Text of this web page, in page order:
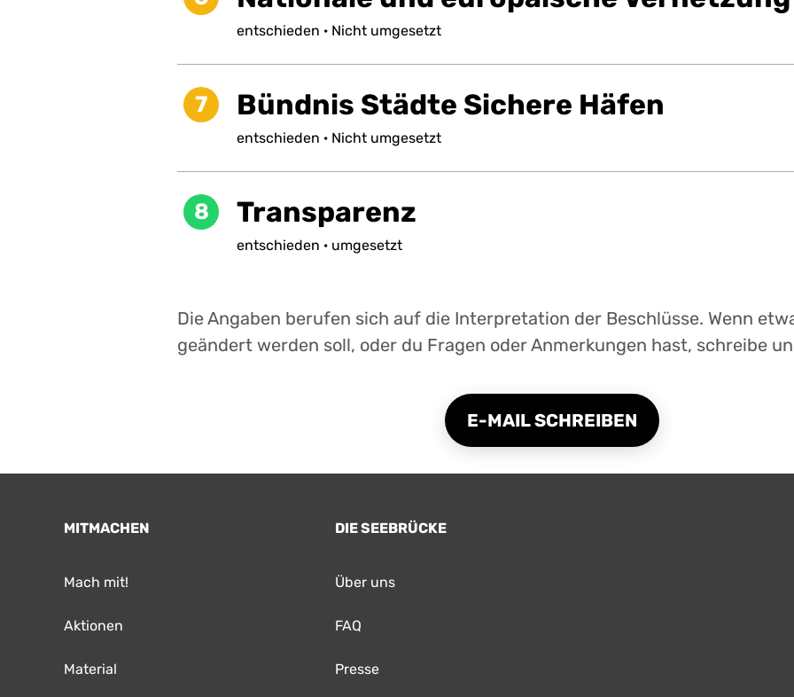
entschieden · Nicht umgesetzt
7 Bündnis Städte Sichere Häfen
entschieden · Nicht umgesetzt
8 Transparenz
entschieden · umgesetzt
Die Angaben berufen sich auf die Interpretation der Beschlüsse. Wenn
geändert werden soll, oder du Fragen oder Anmerkungen hast, schreibe
E-MAIL SCHREIBEN
MITMACHEN
Mach mit!
Aktionen
Material
DIE SEEBRÜCKE
Über uns
FAQ
Presse